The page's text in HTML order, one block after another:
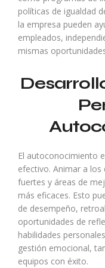
políticas de igualdad
la empresa pueden
empleados,
mismas
El autoconocimiento
efectivo. Animar a
fuertes y áreas de
más eficaces. Esto
de desempeño,
oportunidades de
habilidades
gestión emocional,
equipos con éxito.